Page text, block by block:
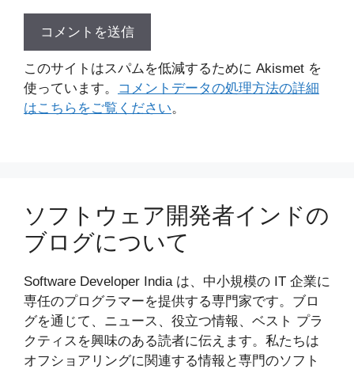
このサイトはスパムを低減するために Akismet を
使っています。
コメントデータの処理方法の詳細
はこちらをご覧ください。
ソフトウェア開発者インドの
ブログについて
Software Developer India は、中小規模の IT 企業に
専任のプログラマーを提供する専門家です。ブロ
グを通じて、ニュース、役立つ情報、ベスト プラ
クティスを興味のある読者に伝えます。私たちは
オフショアリングに関連する情報と専門のソフト